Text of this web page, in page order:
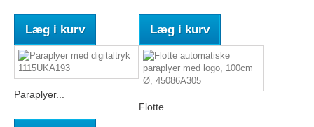
Læg i kurv Læg i kurv
Paraplyer...
Flotte...